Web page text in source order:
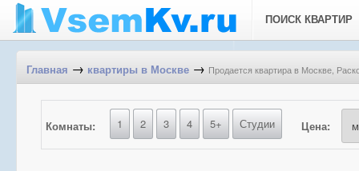
ПОИСК КВАРТИР
Главная → квартиры в Москве → Продается квартира в Москве,
Комнаты: 1 2 3 4 5+ Студии Цена: